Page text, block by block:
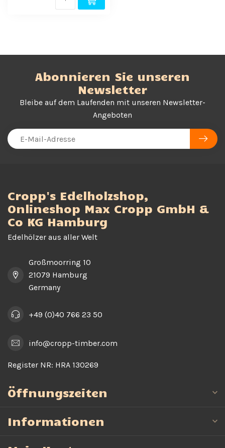
Abonnieren Sie unseren
Newsletter
Bleibe auf dem Laufenden mit unseren Newsletter-
Angeboten
Cropp's Edelholzshop,
Onlineshop Max Cropp GmbH &
Co KG Hamburg
Edelhölzer aus aller Welt
Großmoorring 10
21079 Hamburg
Germany
+49 (0)40 766 23 50
info@cropp-timber.com
Register NR: HRA 130269
Öffnungszeiten
Informationen